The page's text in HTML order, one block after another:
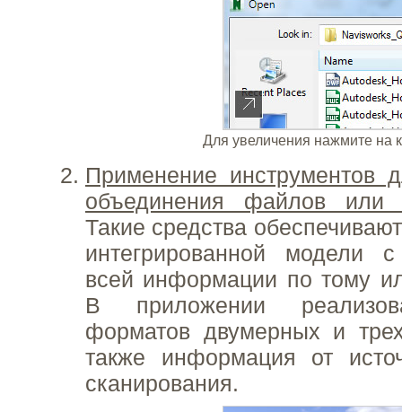
Для увеличения нажмите на
Применение инструментов
объединения файлов или
Такие средства
интегрированной модели
всей информации по тому
В приложении
форматов двумерных и
также информация от
сканирования.